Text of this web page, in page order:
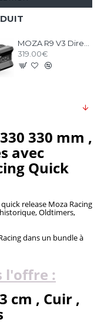
319.00€
330 mm ,
avec
Quick
release Moza Racing
Oldtimers,
dans un bundle à
l'offre :
cm , Cuir ,